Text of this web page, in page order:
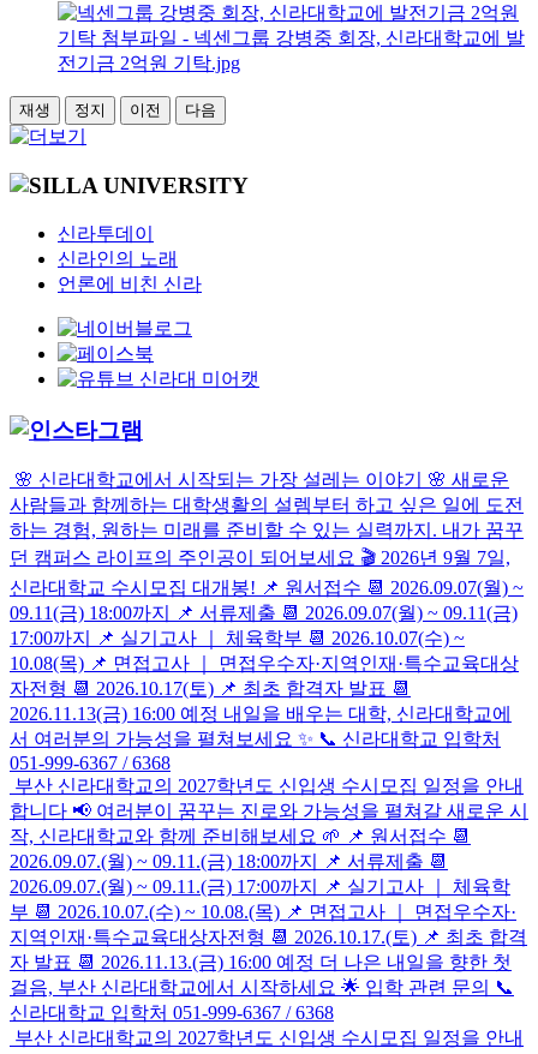
재생 정지 이전 다음
신라투데이
신라인의 노래
언론에 비친 신라
🌸 신라대학교에서 시작되는 가장 설레는 이야기 🌸 새로운
사람들과 함께하는 대학생활의 설렘부터 하고 싶은 일에 도전
하는 경험, 원하는 미래를 준비할 수 있는 실력까지. 내가 꿈꾸
던 캠퍼스 라이프의 주인공이 되어보세요 🎬 2026년 9월 7일,
신라대학교 수시모집 대개봉! 📌 원서접수 📆 2026.09.07(월) ~
09.11(금) 18:00까지 📌 서류제출 📆 2026.09.07(월) ~ 09.11(금)
17:00까지 📌 실기고사 ｜ 체육학부 📆 2026.10.07(수) ~
10.08(목) 📌 면접고사 ｜ 면접우수자·지역인재·특수교육대상
자전형 📆 2026.10.17(토) 📌 최초 합격자 발표 📆
2026.11.13(금) 16:00 예정 내일을 배우는 대학, 신라대학교에
서 여러분의 가능성을 펼쳐보세요 ✨ 📞 신라대학교 입학처
051-999-6367 / 6368
부산 신라대학교의 2027학년도 신입생 수시모집 일정을 안내
합니다 📢 여러분이 꿈꾸는 진로와 가능성을 펼쳐갈 새로운 시
작, 신라대학교와 함께 준비해보세요 🌱 📌 원서접수 📆
2026.09.07.(월) ~ 09.11.(금) 18:00까지 📌 서류제출 📆
2026.09.07.(월) ~ 09.11.(금) 17:00까지 📌 실기고사 ｜ 체육학
부 📆 2026.10.07.(수) ~ 10.08.(목) 📌 면접고사 ｜ 면접우수자·
지역인재·특수교육대상자전형 📆 2026.10.17.(토) 📌 최초 합격
자 발표 📆 2026.11.13.(금) 16:00 예정 더 나은 내일을 향한 첫
걸음, 부산 신라대학교에서 시작하세요 🌟 입학 관련 문의 📞
신라대학교 입학처 051-999-6367 / 6368
부산 신라대학교의 2027학년도 신입생 수시모집 일정을 안내